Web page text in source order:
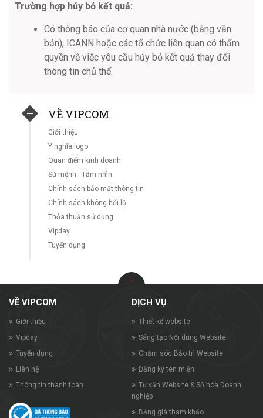
Trường hợp hủy bỏ kết quả:
Có thông báo của cơ quan nhà nước (bằng văn
bản), ICANN hoặc các tổ chức liên quan có thẩm
quyền về việc yêu cầu hủy bỏ kết quả thay đổi
thông tin chủ thể.
VỀ VIPCOM
Giới thiệu
Ý nghĩa logo
Quan điểm kinh doanh
Sứ mệnh - Tầm nhìn
Chính sách bảo mật thông tin
Chính sách không hối lộ
Thỏa thuận sử dụng
Vipday
Tuyển dụng
VỀ VIPCOM
Giới thiệu
Vipday
Tuyển dụng
Liên hệ
Thông tin thanh toán
DỊCH VỤ
Thiết kế website
Sáng tạo Nội dung Website
Chăm sóc Bảo trì Website
Đăng ký tên miền
Tư vấn Website & Số hóa Doanh
nghiệp
Bảng giá tham khảo